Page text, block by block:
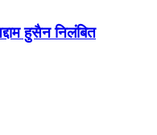
हुसैन निलंबित